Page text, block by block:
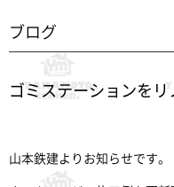
ブログ
ゴミステーションをリ
山本鉄建よりお知らせです。